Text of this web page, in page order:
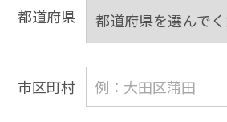
都道府県
市区町村